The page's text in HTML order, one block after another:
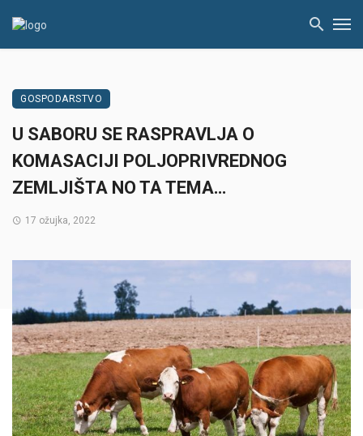
GOSPODARSTVO
U SABORU SE RASPRAVLJA O
KOMASACIJI POLJOPRIVREDNOG
ZEMLJIŠTA NO TA TEMA…
17 ožujka, 2022